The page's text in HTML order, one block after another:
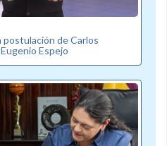
postulación de Carlos
Espejo